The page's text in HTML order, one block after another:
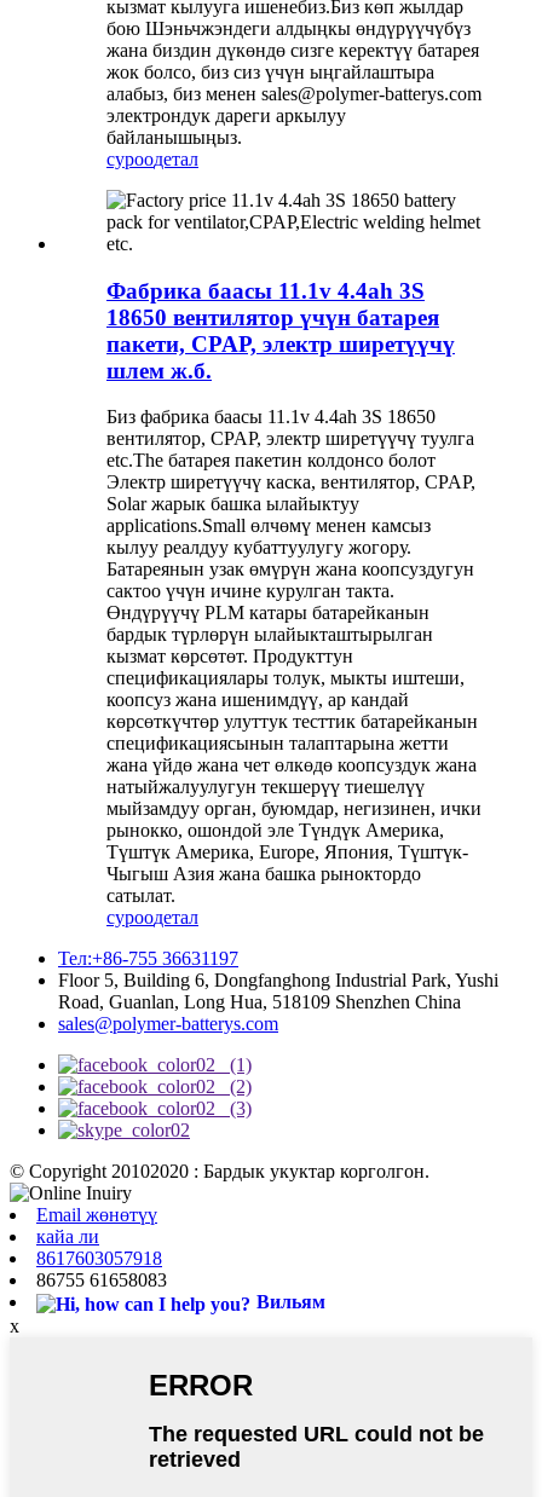
кызмат кылууга ишенебиз.Биз көп жылдар
бою Шэньчжэндеги алдыңкы өндүрүүчүбүз
жана биздин дүкөндө сизге керектүү батарея
жок болсо, биз сиз үчүн ыңгайлаштыра
алабыз, биз менен sales@polymer-batterys.com
электрондук дареги аркылуу
байланышыңыз.
суроодетал
Фабрика баасы 11.1v 4.4ah 3S
18650 вентилятор үчүн батарея
пакети, CPAP, электр ширетүүчү
шлем ж.б.
Биз фабрика баасы 11.1v 4.4ah 3S 18650
вентилятор, CPAP, электр ширетүүчү туулга
etc.The батарея пакетин колдонсо болот
Электр ширетүүчү каска, вентилятор, CPAP,
Solar жарык башка ылайыктуу
applications.Small өлчөмү менен камсыз
кылуу реалдуу кубаттуулугу жогору.
Батареянын узак өмүрүн жана коопсуздугун
сактоо үчүн ичине курулган такта.
Өндүрүүчү PLM катары батарейканын
бардык түрлөрүн ылайыкташтырылган
кызмат көрсөтөт. Продукттун
спецификациялары толук, мыкты иштеши,
коопсуз жана ишенимдүү, ар кандай
көрсөткүчтөр улуттук тесттик батарейканын
спецификациясынын талаптарына жетти
жана үйдө жана чет өлкөдө коопсуздук жана
натыйжалуулугун текшерүү тиешелүү
мыйзамдуу орган, буюмдар, негизинен, ички
рынокко, ошондой эле Түндүк Америка,
Түштүк Америка, Europe, Япония, Түштүк-
Чыгыш Азия жана башка рыноктордо
сатылат.
суроодетал
Тел:+86-755 36631197
Floor 5, Building 6, Dongfanghong Industrial Park, Yushi
Road, Guanlan, Long Hua, 518109 Shenzhen China
sales@polymer-batterys.com
© Copyright 20102020 : Бардык укуктар корголгон.
Email жөнөтүү
кайа ли
8617603057918
86755 61658083
Вильям
x